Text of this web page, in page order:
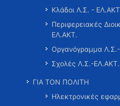
Κλάδοι Λ.Σ. -
Περιφερειακές
ΕΛ.ΑΚΤ.
Οργανόγραμμα
Σχολές Λ.Σ.-
ΓΙΑ ΤΟΝ ΠΟΛΙΤΗ
Ηλεκτρονικές